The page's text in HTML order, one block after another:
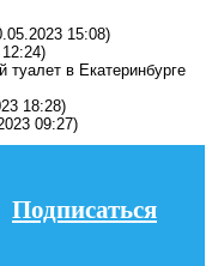
15:08)
в Екатеринбурге
18:28)
09:27)
Подписаться